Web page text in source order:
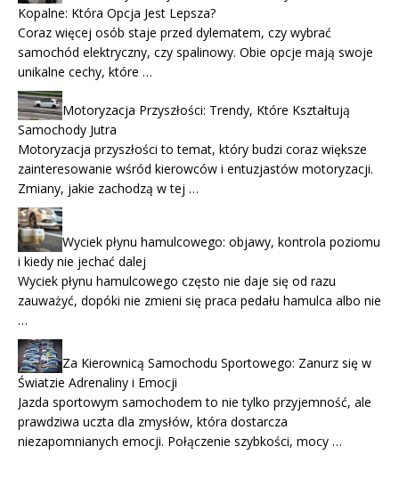
Kopalne: Która Opcja Jest Lepsza?
Coraz więcej osób staje przed dylematem, czy wybrać
samochód elektryczny, czy spalinowy. Obie opcje mają swoje
unikalne cechy, które …
Motoryzacja Przyszłości: Trendy, Które Kształtują
Samochody Jutra
Motoryzacja przyszłości to temat, który budzi coraz większe
zainteresowanie wśród kierowców i entuzjastów motoryzacji.
Zmiany, jakie zachodzą w tej …
Wyciek płynu hamulcowego: objawy, kontrola poziomu
i kiedy nie jechać dalej
Wyciek płynu hamulcowego często nie daje się od razu
zauważyć, dopóki nie zmieni się praca pedału hamulca albo nie
…
Za Kierownicą Samochodu Sportowego: Zanurz się w
Światzie Adrenaliny i Emocji
Jazda sportowym samochodem to nie tylko przyjemność, ale
prawdziwa uczta dla zmysłów, która dostarcza
niezapomnianych emocji. Połączenie szybkości, mocy …